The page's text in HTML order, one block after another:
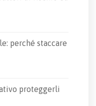
perché staccare
proteggerli